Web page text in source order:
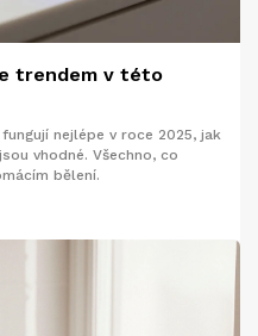
trendem v této
nejlépe v roce 2025, jak
vhodné. Všechno, co
bělení.